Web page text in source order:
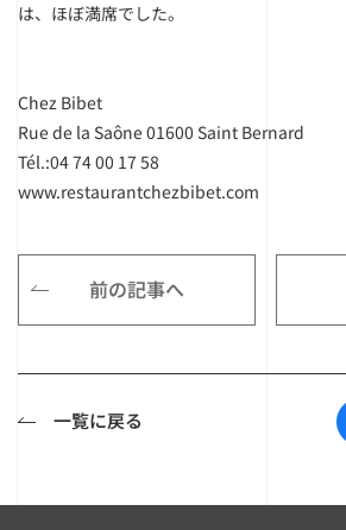
は、ほぼ満席でした。
Chez Bibet
Rue de la Saône 01600 Saint Bernard
Tél.:04 74 00 17 58
www.restaurantchezbibet.com
前の記事へ
一覧に戻る